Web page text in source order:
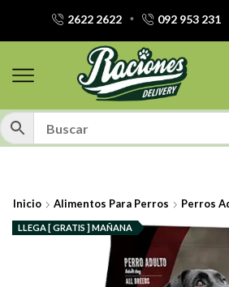
2622 2622 092 953 231
Inicio Alimentos Para Perros Perros
LLEGA [ GRATIS ] MAÑANA